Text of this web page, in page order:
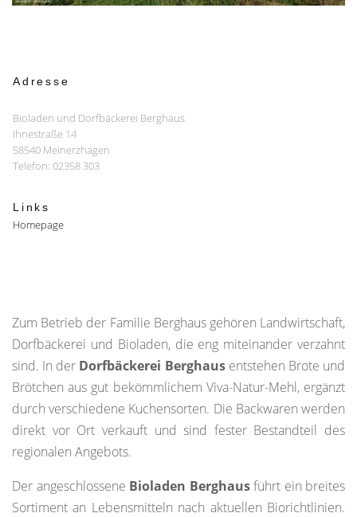
Adresse
Bioladen und Dorfbäckerei Berghaus
Ihnestraße 14
58540 Meinerzhagen
Telefon: 02358 303
Links
Homepage
Zum Betrieb der Familie Berghaus gehören Landwirtschaft,
Dorfbäckerei und Bioladen, die eng miteinander verzahnt
sind. In der Dorfbäckerei Berghausentstehen Brote und
Brötchen aus gut bekömmlichem Viva-Natur-Mehl, ergänzt
durch verschiedene Kuchensorten. Die Backwaren werden
direkt vor Ort verkauft und sind fester Bestandteil des
regionalen Angebots.
Der angeschlossene Bioladen Berghausführt ein breites
Sortiment an Lebensmitteln nach aktuellen Biorichtlinien.